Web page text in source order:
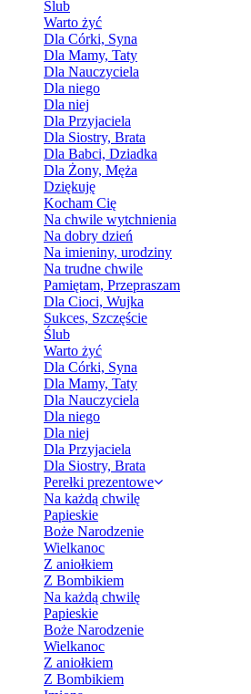
Ślub
Warto żyć
Dla Córki, Syna
Dla Mamy, Taty
Dla Nauczyciela
Dla niego
Dla niej
Dla Przyjaciela
Dla Siostry, Brata
Dla Babci, Dziadka
Dla Żony, Męża
Dziękuję
Kocham Cię
Na chwile wytchnienia
Na dobry dzień
Na imieniny, urodziny
Na trudne chwile
Pamiętam, Przepraszam
Dla Cioci, Wujka
Sukces, Szczęście
Ślub
Warto żyć
Dla Córki, Syna
Dla Mamy, Taty
Dla Nauczyciela
Dla niego
Dla niej
Dla Przyjaciela
Dla Siostry, Brata
Perełki prezentowe
Na każdą chwilę
Papieskie
Boże Narodzenie
Wielkanoc
Z aniołkiem
Z Bombikiem
Na każdą chwilę
Papieskie
Boże Narodzenie
Wielkanoc
Z aniołkiem
Z Bombikiem